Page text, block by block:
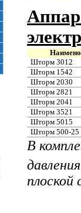
Шторм 3012
Шторм 1542
Шторм 2030
Шторм 2821
Шторм 2041
Шторм 3521
Шторм 5015
Шторм 500-25
В
плоской